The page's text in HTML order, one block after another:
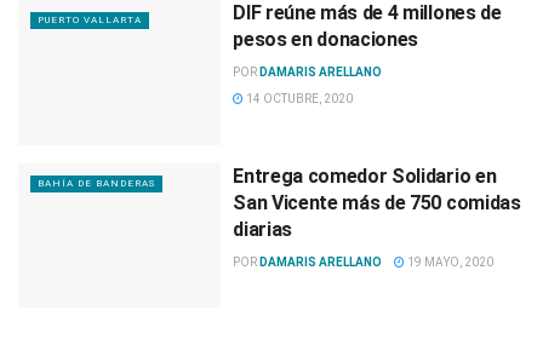
PUERTO VALLARTA
DIF reúne más de 4 millones de
pesos en donaciones
POR DAMARIS ARELLANO
14 OCTUBRE, 2020
BAHÍA DE BANDERAS
Entrega comedor Solidario en
San Vicente más de 750 comidas
diarias
POR DAMARIS ARELLANO 19 MAYO, 2020